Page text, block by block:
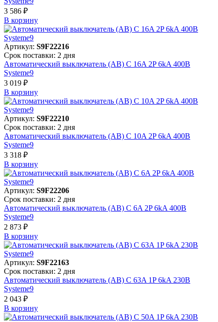
3 586 ₽
В корзинy
Артикул: S9F22216
Срок поставки: 2 дня
Автоматический выключатель (АВ) C 16A 2P 6kA 400В
Systeme9
3 019 ₽
В корзинy
Артикул: S9F22210
Срок поставки: 2 дня
Автоматический выключатель (АВ) C 10A 2P 6kA 400В
Systeme9
3 318 ₽
В корзинy
Артикул: S9F22206
Срок поставки: 2 дня
Автоматический выключатель (АВ) C 6A 2P 6kA 400В
Systeme9
2 873 ₽
В корзинy
Артикул: S9F22163
Срок поставки: 2 дня
Автоматический выключатель (АВ) C 63A 1P 6kA 230В
Systeme9
2 043 ₽
В корзинy